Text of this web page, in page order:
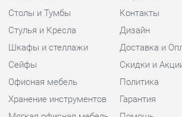
Офисная мебель
Хранение инструментов
Мягкая офисная мебель
Политика
Гарантия
Помощь
ГОРОДА
Весь мир
Екатеринбург
Шоурум и склад самовывоза
Адрес: г.Екатеринбург,